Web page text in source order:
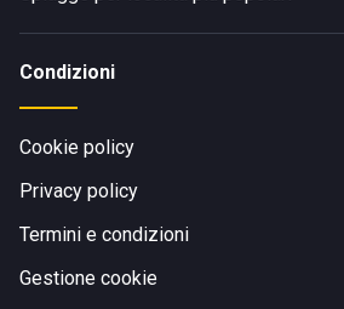
Condizioni
Cookie policy
Privacy policy
Termini e condizioni
Gestione cookie